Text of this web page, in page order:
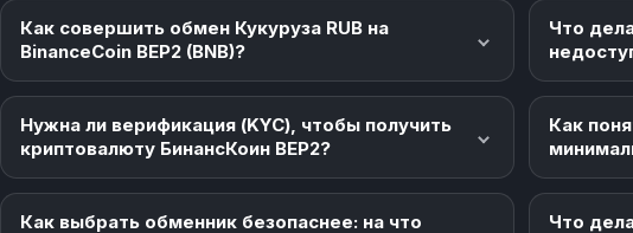
Как совершить обмен Кукуруза RUB на
BinanceCoin BEP2 (BNB)?
Что
Нужна ли верификация (KYC), чтобы получить
криптовалюту БинансКоин BEP2?
Как
Как выбрать обменник безопаснее: на что Что